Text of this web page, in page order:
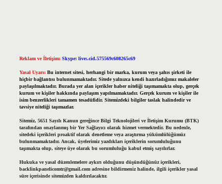
Reklam ve İletişim: Skype: live:.cid.575569c608265c69
Yasal Uyarı: Bu internet sitesi, herhangi bir marka, kurum veya şahıs şirketi ile
hiçbir bağlantısı bulunmamaktadır. Sitede yalnızca kendi hazırladığımız makaleler
paylaşılmaktadır. Burada yer alan içerikler haber niteliği taşımamakta olup, gerçek
kurum ve kişiler hakkında paylaşım yapılmamaktadır. Gerçek kurum ve kişiler ile
isim benzerlikleri tamamen tesadüfidir. Sitemizdeki bilgiler taslak halindedir ve
tavsiye niteliği taşımazlar.
Sitemiz, 5651 Sayılı Kanun gereğince Bilgi Teknolojileri ve İletişim Kurumu (BTK)
tarafından onaylanmış bir Yer Sağlayıcı olarak hizmet vermektedir. Bu nedenle,
sitedeki içerikleri proaktif olarak denetleme veya araştırma yükümlülüğümüz
bulunmamaktadır. Ancak, üyelerimiz yazdıkları içeriklerin sorumluluğunu
taşımakta olup, siteye üye olarak bu sorumluluğu kabul etmiş sayılırlar.
Hukuka ve yasal düzenlemelere aykırı olduğunu düşündüğünüz içerikleri,
backlinkpanelicomtr@gmail.comadresine bildirmeniz halinde, ilgili içerikler yasal
süre içerisinde sitemizden kaldırılacaktır.